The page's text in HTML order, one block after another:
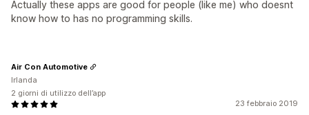
Actually these apps are good for people (like me) who doesnt
know how to has no programming skills.
23 febbraio 2019
Air Con Automotive
Irlanda
2 giorni di utilizzo dell’app